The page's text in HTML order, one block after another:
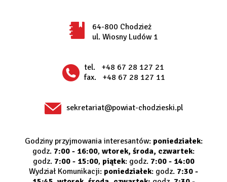
64-800 Chodzież
ul. Wiosny Ludów 1
tel.
+48 67 28 127 21
fax.
+48 67 28 127 11
sekretariat@powiat-chodzieski.pl
Godziny przyjmowania interesantów: poniedziałek:
godz. 7:00 - 16:00, wtorek, środa, czwartek:
godz. 7:00 - 15:00, piątek: godz. 7:00 - 14:00
Wydział Komunikacji: poniedziałek: godz. 7:30 -